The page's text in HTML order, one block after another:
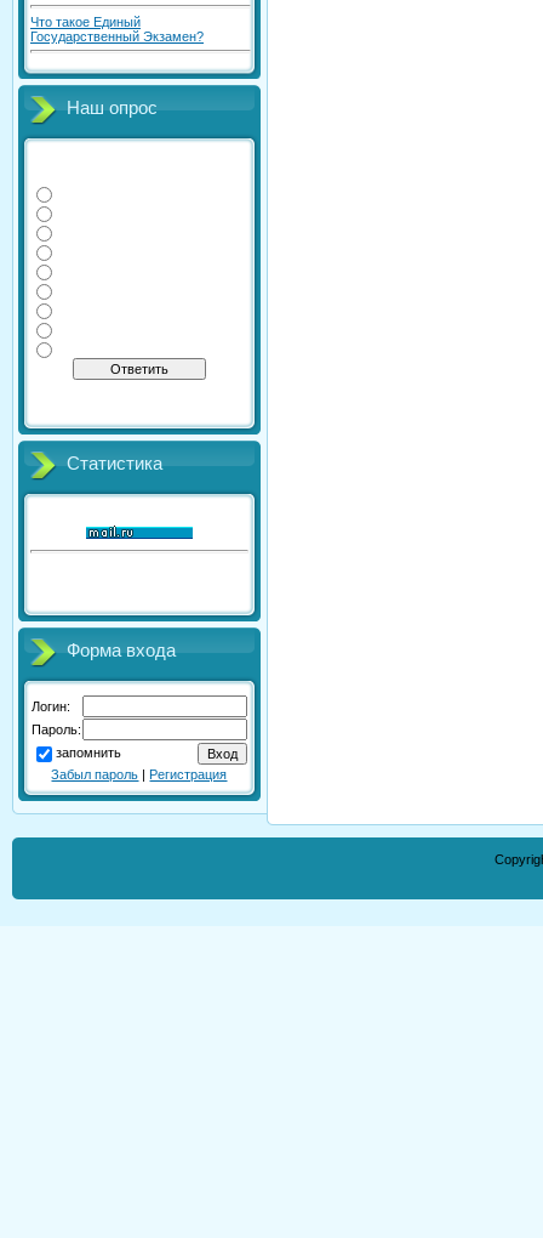
Что такое Единый
Государственный Экзамен?
Наш опрос
Статистика
Форма входа
Логин:
Пароль:
запомнить
Забыл пароль
Регистрация